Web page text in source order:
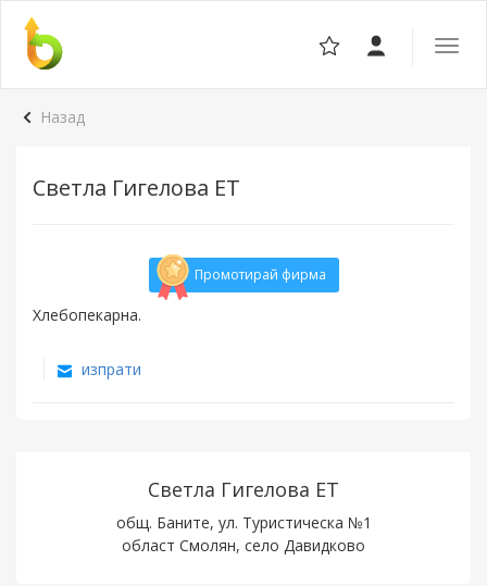
Назад
Светла Гигелова ЕТ
Промотирай фирма
Хлебопекарна.
изпрати
Светла Гигелова ЕТ
общ. Баните, ул. Туристическа №1
област Смолян, село Давидково